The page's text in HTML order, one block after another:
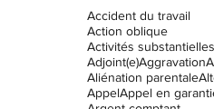
Accident du travail
Action oblique
Activités substantielles
Adjoint(e)Aggravation
Aliénation parentale
AppelAppel en